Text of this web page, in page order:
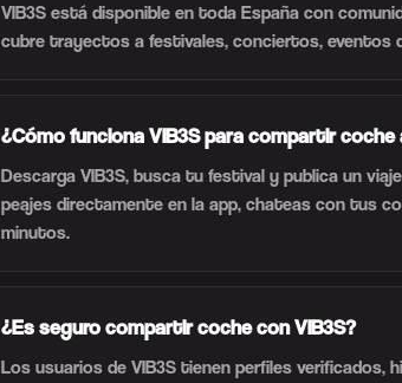
VIB3S está disponible en toda España con
cubre trayectos a festivales, conciertos, eventos
¿Cómo funciona VIB3S para compartir coche
Descarga VIB3S, busca tu festival y publica un
peajes directamente en la app, chateas con tus
minutos.
¿Es seguro compartir coche con VIB3S?
Los usuarios de VIB3S tienen perfiles